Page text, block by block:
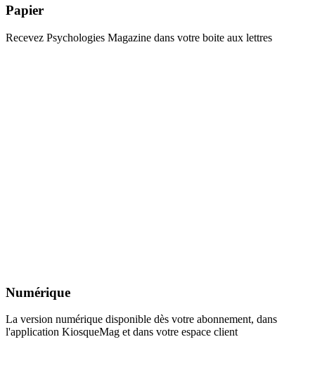
Papier
Recevez Psychologies Magazine dans votre boite aux lettres
Numérique
La version numérique disponible dès votre abonnement, dans
l'application KiosqueMag et dans votre espace client